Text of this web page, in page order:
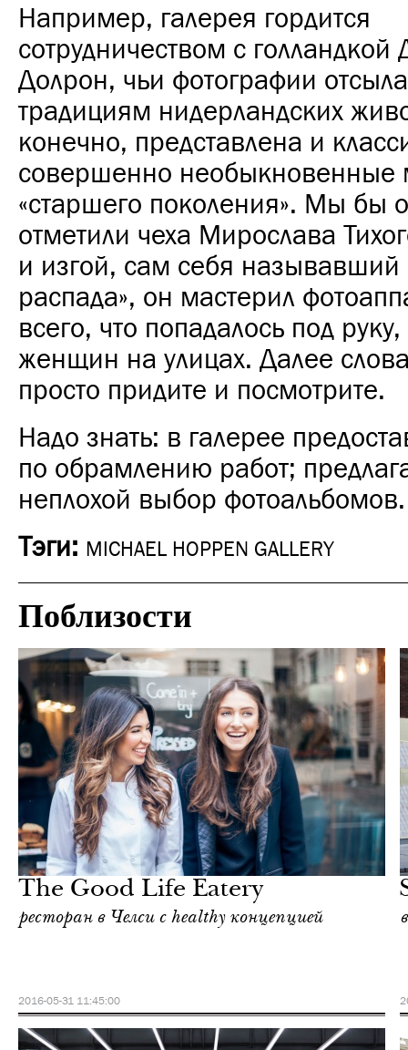
Например, галерея гордится
сотрудничеством с голландкой
Долрон, чьи фотографии
традициям нидерландских
конечно, представлена и
совершенно необыкновенные
«старшего поколения». Мы бы
отметили чеха Мирослава
и изгой, сам себя
распада», он мастерил
всего, что попадалось под
женщин на улицах. Далее
просто придите и посмотрите.
Надо знать: в галерее
по обрамлению работ;
неплохой выбор фотоальбомов.
Тэги: MICHAEL HOPPEN GALLERY
Поблизости
The Good Life Eatery
ресторан в Челси с healthy концепцией
2016-05-31 11:45:00